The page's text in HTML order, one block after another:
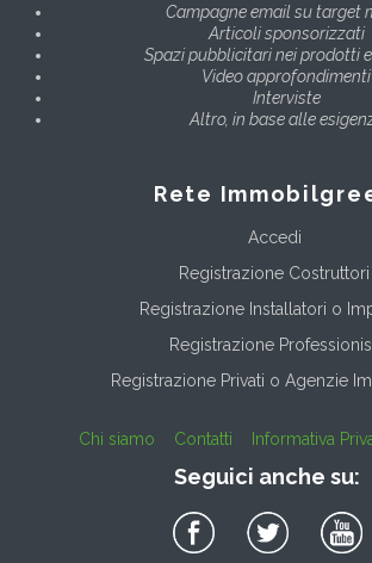
Campagne email su target
Articoli sponsorizzati
Spazi pubblicitari nei prodotti
Video approfondimenti
Interviste
Altro, in base alle
Rete
Accedi
Registrazione Costruttori
Registrazione Installatori o
Registrazione
Registrazione Privati o Agenzie
Chi siamo Contatti Informativa
Seguici anche su: